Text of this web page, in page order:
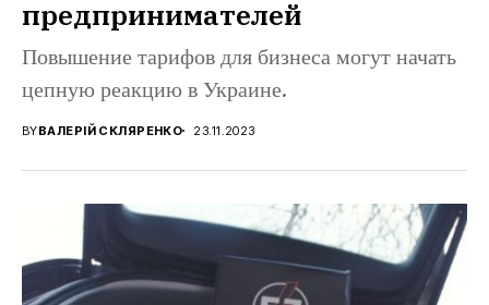
предпринимателей
Повышение тарифов для бизнеса могут начать
цепную реакцию в Украине.
BYВАЛЕРІЙ СКЛЯРЕНКО 23.11.2023